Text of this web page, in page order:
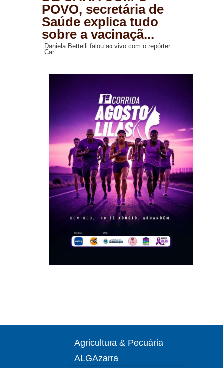
POVO, secretária de
Saúde explica tudo
sobre a vacinaçã...
Daniela Bettelli falou ao vivo com o repórter
Car...
Agricultura & Pecuária
ALGAzarra